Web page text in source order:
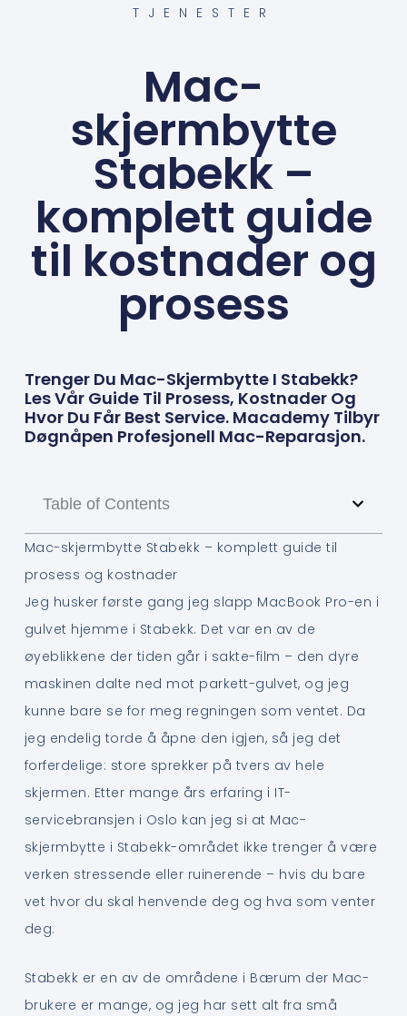
TJENESTER
Mac-
skjermbytte
Stabekk –
komplett guide
til kostnader og
prosess
Trenger Du Mac-Skjermbytte I Stabekk?
Les Vår Guide Til Prosess, Kostnader Og
Hvor Du Får Best Service. Macademy Tilbyr
Døgnåpen Profesjonell Mac-Reparasjon.
Table of Contents
Mac-skjermbytte Stabekk – komplett guide til
prosess og kostnader
Jeg husker første gang jeg slapp MacBook Pro-en i
gulvet hjemme i Stabekk. Det var en av de
øyeblikkene der tiden går i sakte-film – den dyre
maskinen dalte ned mot parkett-gulvet, og jeg
kunne bare se for meg regningen som ventet. Da
jeg endelig torde å åpne den igjen, så jeg det
forferdelige: store sprekker på tvers av hele
skjermen. Etter mange års erfaring i IT-
servicebransjen i Oslo kan jeg si at Mac-
skjermbytte i Stabekk-området ikke trenger å være
verken stressende eller ruinerende – hvis du bare
vet hvor du skal henvende deg og hva som venter
deg.
Stabekk er en av de områdene i Bærum der Mac-
brukere er mange, og jeg har sett alt fra små